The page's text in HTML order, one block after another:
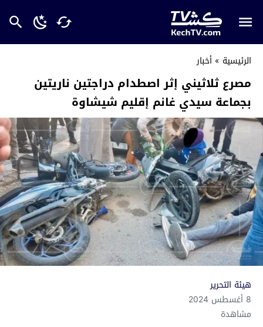
الرئيسية » أخبار
مصرع ثلاثيني إثر اصطدام دراجتين ناريتين
بجماعة سيدي غانم إقليم شيشاوة
هيئة التحرير
8 أغسطس 2024
مشاهدة